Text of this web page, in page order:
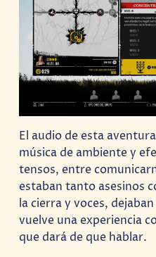
El audio de esta
música de ambiente y
tensos, entre
estaban tanto asesinos
la cierra y voces,
vuelve una experiencia
que dará de que hablar.